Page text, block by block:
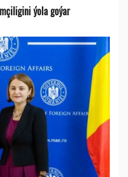
ýola goýar